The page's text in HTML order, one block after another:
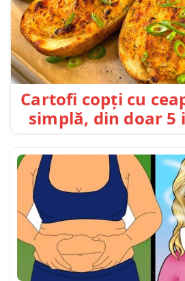
Cartofi copți cu
simplă, din doar 5